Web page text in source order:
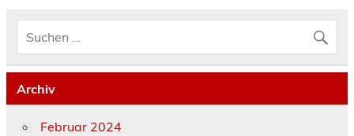
Archiv
Februar 2024